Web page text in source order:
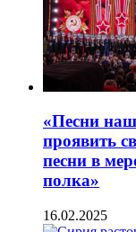
«Песни
проявить
песни в
полка»
16.02.2025